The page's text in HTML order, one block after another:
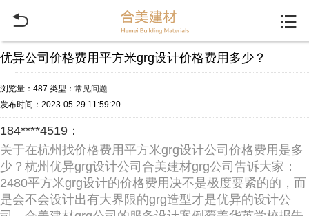
 
优异公司价格费用平方米grg设计价格费用多少？
浏览量：487 类型： 常见问题
发布时间：2023-05-29 11:59:20
184****4519：
关于在杭州找价格费用平方米grg设计公司价格费用是多
少？杭州优异grg设计公司合美建材grg公司告诉大家：
2480平方米grg设计的价格费用决不是极度要紧的的，而
是会不会设计出有大界限的grg造型才是优异的设计公